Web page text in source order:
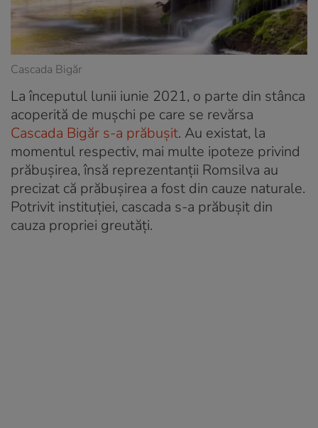
Cascada Bigăr
La începutul lunii iunie 2021, o parte din stânca
acoperită de mușchi pe care se revărsa
Cascada Bigăr s-a prăbușit. Au existat, la
momentul respectiv, mai multe ipoteze privind
prăbușirea, însă reprezentanții Romsilva au
precizat că prăbușirea a fost din cauze naturale.
Potrivit instituției, cascada s-a prăbușit din
cauza propriei greutăți.